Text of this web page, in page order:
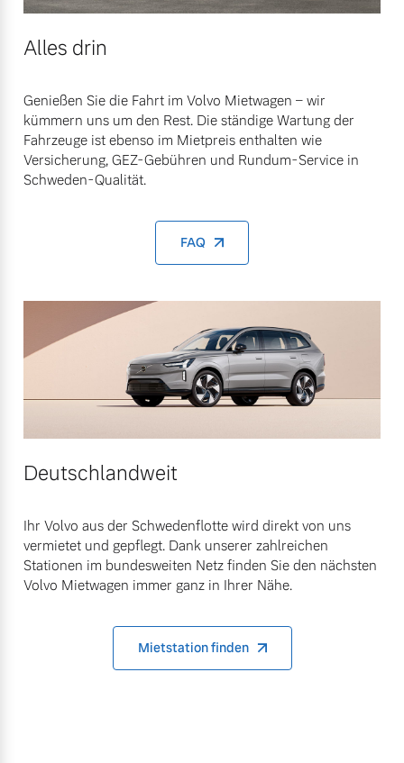
Alles drin
Genießen Sie die Fahrt im Volvo Mietwagen – wir
kümmern uns um den Rest. Die ständige Wartung der
Fahrzeuge ist ebenso im Mietpreis enthalten wie
Versicherung, GEZ-Gebühren und Rundum-Service in
Schweden-Qualität.
FAQ
Deutschlandweit
Ihr Volvo aus der Schwedenflotte wird direkt von uns
vermietet und gepflegt. Dank unserer zahlreichen
Stationen im bundesweiten Netz finden Sie den nächsten
Volvo Mietwagen immer ganz in Ihrer Nähe.
Mietstation finden